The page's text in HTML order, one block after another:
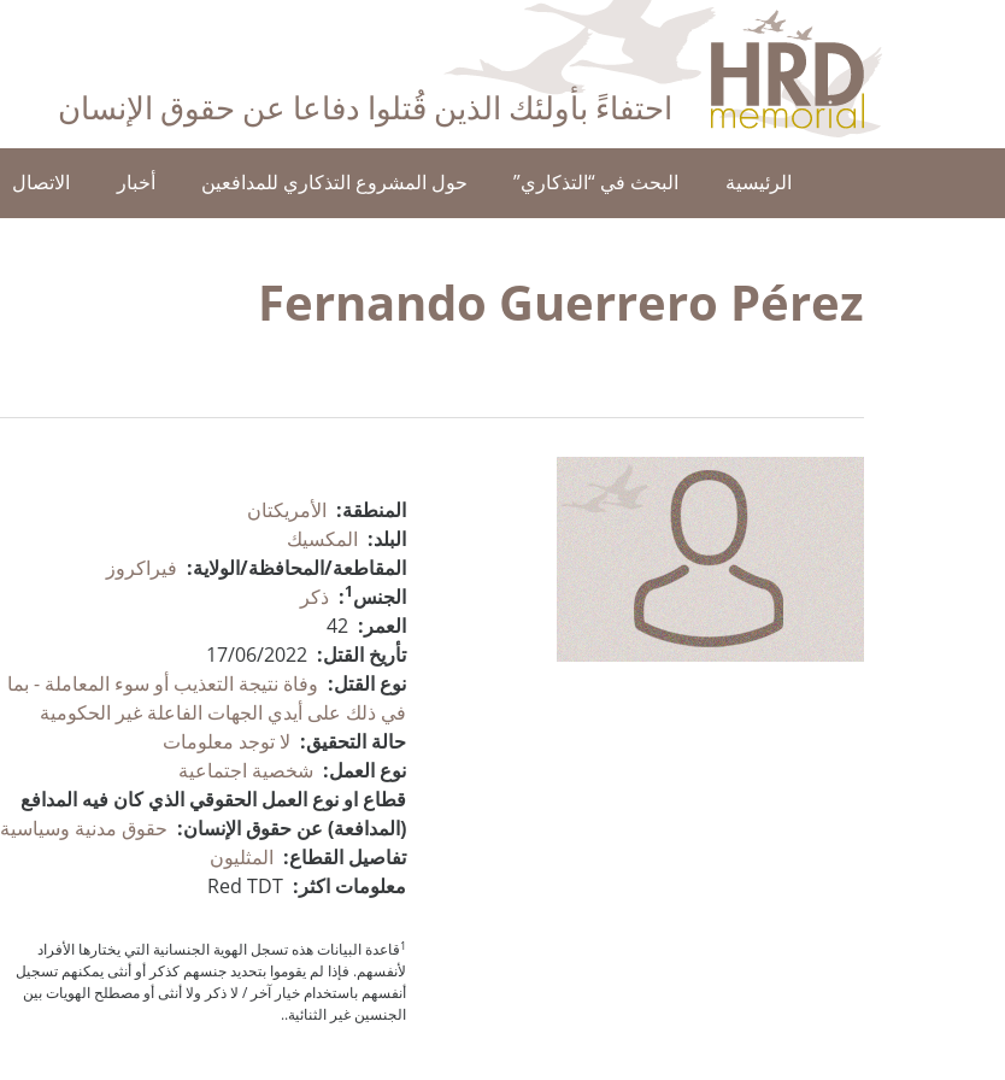
HRD Memorial – العَرَبِيَّة‎‎
احتفاءً بأولئك الذين قُتلوا دفاعا عن حقوق الإنسان
الرئيسية البحث في “التذكاري” حول المشروع التذكاري للمدافعين أخبار الاتصال
Fernando Guerrero Pérez
المنطقة: الأمريكتان
البلد: المكسيك
المقاطعة/المحافظة/الولاية: فيراكروز
الجنس1
: ذكر
العمر: 42
تأريخ القتل: 17/06/2022
نوع القتل: وفاة نتيجة التعذيب أو سوء المعاملة - بما
في ذلك على أيدي الجهات الفاعلة غير الحكومية
حالة التحقيق: لا توجد معلومات
نوع العمل: شخصية اجتماعية
قطاع او نوع العمل الحقوقي الذي كان فيه المدافع
(المدافعة) عن حقوق الإنسان: حقوق مدنية وسياسية
تفاصيل القطاع: المثليون
معلومات اكثر: Red TDT
1قاعدة البيانات هذه تسجل الهوية الجنسانية التي يختارها الأفراد
لأنفسهم. فإذا لم يقوموا بتحديد جنسهم كذكر أو أنثى يمكنهم تسجيل
أنفسهم باستخدام خيار آخر / لا ذكر ولا أنثى أو مصطلح الهويات بين
الجنسين غير الثنائية..